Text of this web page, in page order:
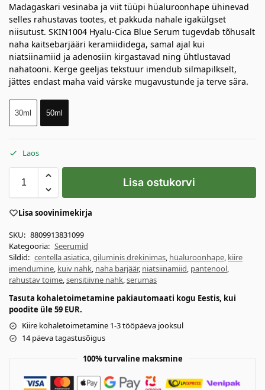
Madagaskari vesinaba ja viit tüüpi hüaluroonhape ühinevad
selles rahustavas tootes, et pakkuda nahale igakülgset
niisutust. SKIN1004 Hyalu-Cica Blue Serum tugevdab tõhusalt
naha kaitsebarjääri keramiididega, samal ajal kui
niatsiinamiid ja adenosiin kirgastavad ning ühtlustavad
nahatooni. Kerge geeljas tekstuur imendub silmapilkselt,
jättes endast maha vaid värske mugavustunde ja terve sära.
30ml 50ml
Laos
Lisa ostukorvi
Lisa soovinimekirja
SKU: 8809913831099
Kategooria: Seerumid
Sildid: centella asiatica,giluminis drėkinimas, hüaluroonhape, kiire
imendumine, kuiv nahk, naha barjäär, niatsiinamiid, pantenool,
rahustav toime,sensitiivne nahk,serumas
Tasuta kohaletoimetamine pakiautomaati kogu Eestis, kui
poodite üle 59 EUR.
Kiire kohaletoimetamine 1-3 tööpäeva jooksul
14 päeva tagastusõigus
100% turvaline maksmine